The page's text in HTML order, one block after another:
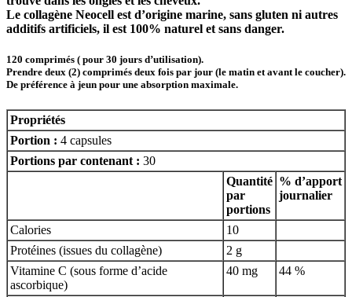
Le collagène Neocell est d’origine marine, sans gluten ni autres
additifs artificiels, il est 100% naturel et sans danger.
120 comprimés ( pour 30 jours d’utilisation).
Prendre deux (2) comprimés deux fois par jour (le matin et avant le coucher).
De préférence à jeun pour une absorption maximale.
Propriétés
Portion : 4 capsules
Portions par contenant : 30
Quantité
par
portions
% d’apport
journalier
Calories
10
Protéines (issues du collagène)
2 g
Vitamine C (sous forme d’acide
ascorbique)
40 mg 44 %